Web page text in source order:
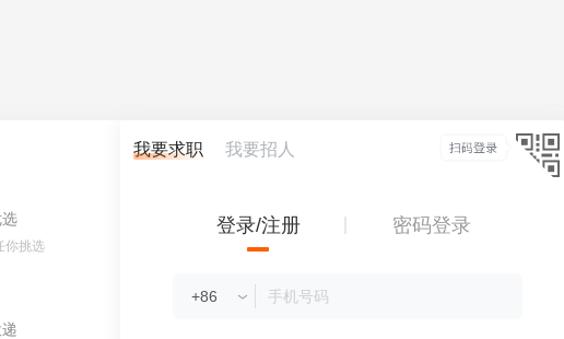
你挑选
我要求职 我要招人
登录/注册 密码登录